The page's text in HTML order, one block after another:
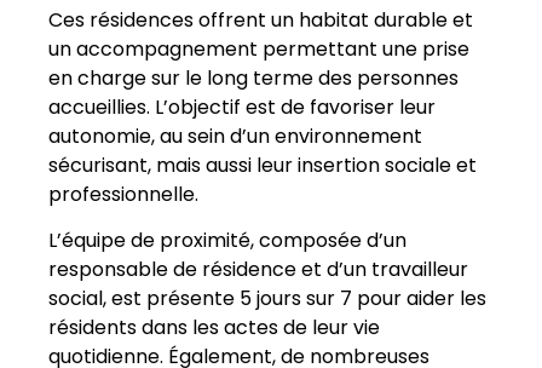
Ces résidences offrent un habitat durable et
un accompagnement permettant une prise
en charge sur le long terme des personnes
accueillies. L’objectif est de favoriser leur
autonomie, au sein d’un environnement
sécurisant, mais aussi leur insertion sociale et
professionnelle.
L’équipe de proximité, composée d’un
responsable de résidence et d’un travailleur
social, est présente 5 jours sur 7 pour aider les
résidents dans les actes de leur vie
quotidienne. Également, de nombreuses